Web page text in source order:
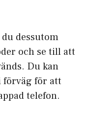
dessutom
och se till att
Du kan
förväg för att
telefon.